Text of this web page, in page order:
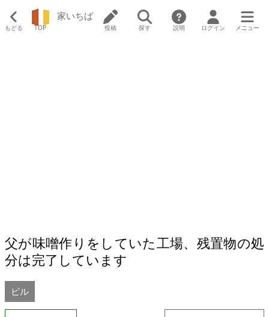
もどる TOP
家いちば
投稿 探す 説明 ログイン メニュー
父が味噌作りをしていた工場、残置物の処
分は完了しています
ビル